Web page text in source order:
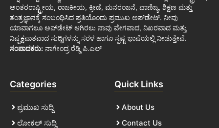
ಅಂತರರಾಷ್ಟ್ರೀಯ, ರಾಜಕೀಯ, ಕ್ರೀಡೆ, ಮನರಂಜನೆ, ವಾಣಿಜ್ಯ, ಶಿಕ್ಷಣ ಮತ್ತು
ತಂತ್ರಜ್ಞಾನಕ್ಕೆ ಸಂಬಂಧಿಸಿದ ಪ್ರತಿಯೊಂದು ಪ್ರಮುಖ ಅಪ್‌ಡೇಟ್. ನೀವು
ಯಾವಾಗಲೂ ಅಪ್‌ಡೇಟ್ ಆಗಿರಲು ನಾವು ವೇಗವಾದ, ನಿಖರವಾದ ಮತ್ತು
ನಿಷ್ಪಕ್ಷಪಾತವಾದ ಸುದ್ದಿಗಳನ್ನು ಸರಳ ಹಾಗೂ ಸ್ಪಷ್ಟ ಭಾಷೆಯಲ್ಲಿ ನೀಡುತ್ತೇವೆ.
ಸಂಪಾದಕರು: ನಾಗೇಂದ್ರ ರೆಡ್ಡಿ ಪಿ.ಎಲ್
Categories
ಪ್ರಮುಖ ಸುದ್ದಿ
ಲೋಕಲ್ ಸುದ್ದಿ
Quick Links
About Us
Contact Us